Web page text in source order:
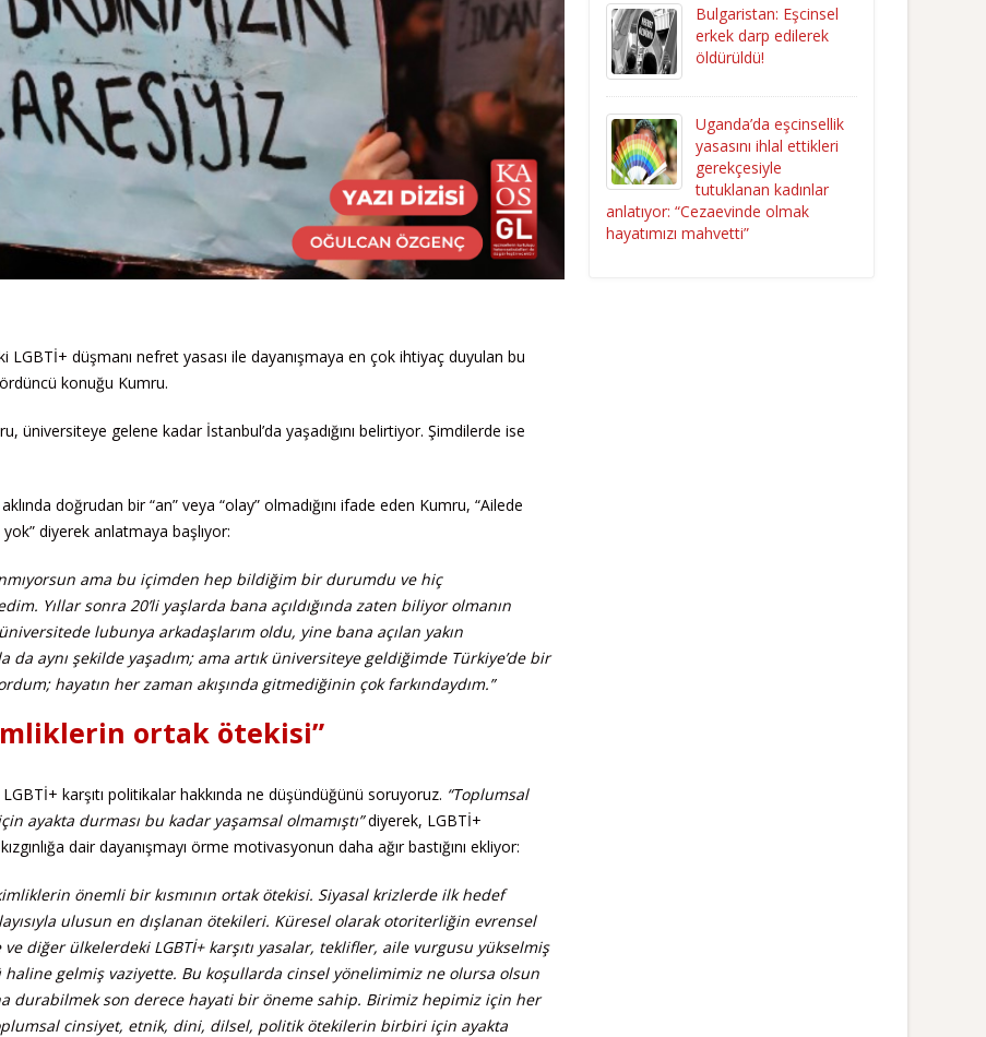
LGBTİ+ düşmanı nefret yasası ile dayanışmaya en çok ihtiyaç duyulan bu
konuğu Kumru.
üniversiteye gelene kadar İstanbul’da yaşadığını belirtiyor. Şimdilerde ise
doğrudan bir “an” veya “olay” olmadığını ifade eden Kumru, “Ailede
diyerek anlatmaya başlıyor:
ama bu içimden hep bildiğim bir durumdu ve hiç
Yıllar sonra 20’li yaşlarda bana açıldığında zaten biliyor olmanın
lubunya arkadaşlarım oldu, yine bana açılan yakın
aynı şekilde yaşadım; ama artık üniversiteye geldiğimde Türkiye’de bir
hayatın her zaman akışında gitmediğinin çok farkındaydım.”
ortak ötekisi”
LGBTİ+ karşıtı politikalar hakkında ne düşündüğünü soruyoruz. “Toplumsal
durması bu kadar yaşamsal olmamıştı”diyerek, LGBTİ+
dair dayanışmayı örme motivasyonun daha ağır bastığını ekliyor:
önemli bir kısmının ortak ötekisi. Siyasal krizlerde ilk hedef
ulusun en dışlanan ötekileri. Küresel olarak otoriterliğin evrensel
diğer ülkelerdeki LGBTİ+ karşıtı yasalar, teklifler, aile vurgusu yükselmiş
gelmiş vaziyette. Bu koşullarda cinsel yönelimimiz ne olursa olsun
durabilmek son derece hayati bir öneme sahip. Birimiz hepimiz için her
cinsiyet, etnik, dini, dilsel, politik ötekilerin birbiri için ayakta
Bulgaristan: Eşcinsel
erkek darp edilerek
öldürüldü!
Uganda’da eşcinsellik
yasasını ihlal ettikleri
gerekçesiyle
tutuklanan kadınlar
anlatıyor: “Cezaevinde olmak
hayatımızı mahvetti”